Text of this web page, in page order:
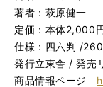
著者：萩原健一
定価：本体2,000
仕様：四六判 /
発行立東舎 / 発売
商品情報ページ